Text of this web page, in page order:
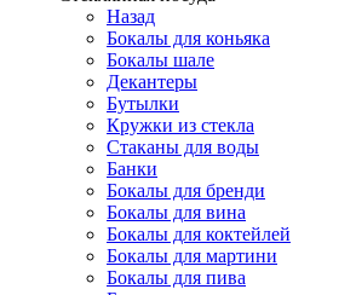
Назад
Бокалы для коньяка
Бокалы шале
Декантеры
Бутылки
Кружки из стекла
Стаканы для воды
Банки
Бокалы для бренди
Бокалы для вина
Бокалы для коктейлей
Бокалы для мартини
Бокалы для пива